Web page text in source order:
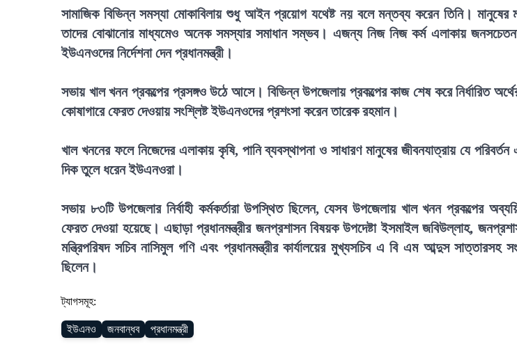
সামাজিক বিভিন্ন সমস্যা মোকাবিলায় শুধু আইন প্রয়োগ যথেষ্ট নয় বলে মন্তব্য করেন তিনি। মানুষের
তাদের বোঝানোর মাধ্যমেও অনেক সমস্যার সমাধান সম্ভব। এজন্য নিজ নিজ কর্ম এলাকায়
ইউএনওদের নির্দেশনা দেন প্রধানমন্ত্রী।
সভায় খাল খনন প্রকল্পের প্রসঙ্গও উঠে আসে। বিভিন্ন উপজেলায় প্রকল্পের কাজ শেষ করে নির্ধারিত অর্থের
কোষাগারে ফেরত দেওয়ায় সংশ্লিষ্ট ইউএনওদের প্রশংসা করেন তারেক রহমান।
খাল খননের ফলে নিজেদের এলাকায় কৃষি, পানি ব্যবস্থাপনা ও সাধারণ মানুষের জীবনযাত্রায় যে
দিক তুলে ধরেন ইউএনওরা।
সভায় ৮৩টি উপজেলার নির্বাহী কর্মকর্তারা উপস্থিত ছিলেন, যেসব উপজেলায় খাল খনন প্রকল্পের
ফেরত দেওয়া হয়েছে। এছাড়া প্রধানমন্ত্রীর জনপ্রশাসন বিষয়ক উপদেষ্টা ইসমাইল জবিউল্লাহ,
মন্ত্রিপরিষদ সচিব নাসিমুল গণি এবং প্রধানমন্ত্রীর কার্যালয়ের মুখ্যসচিব এ বি এম আব্দুস সাত্তারসহ
ছিলেন।
ট্যাগসমূহ:
ইউএনও জনবান্ধব প্রধানমন্ত্রী